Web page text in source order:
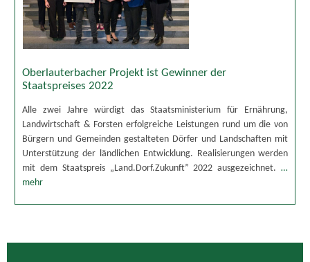
Oberlauterbacher Projekt ist Gewinner der
Staatspreises 2022
Alle zwei Jahre würdigt das Staatsministerium für Ernährung,
Landwirtschaft & Forsten erfolgreiche Leistungen rund um die von
Bürgern und Gemeinden gestalteten Dörfer und Landschaften mit
Unterstützung der ländlichen Entwicklung. Realisierungen werden
mit dem Staatspreis „Land.Dorf.Zukunft” 2022 ausgezeichnet.…
mehr